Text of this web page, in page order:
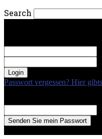
Search
Passwort vergessen? Hier